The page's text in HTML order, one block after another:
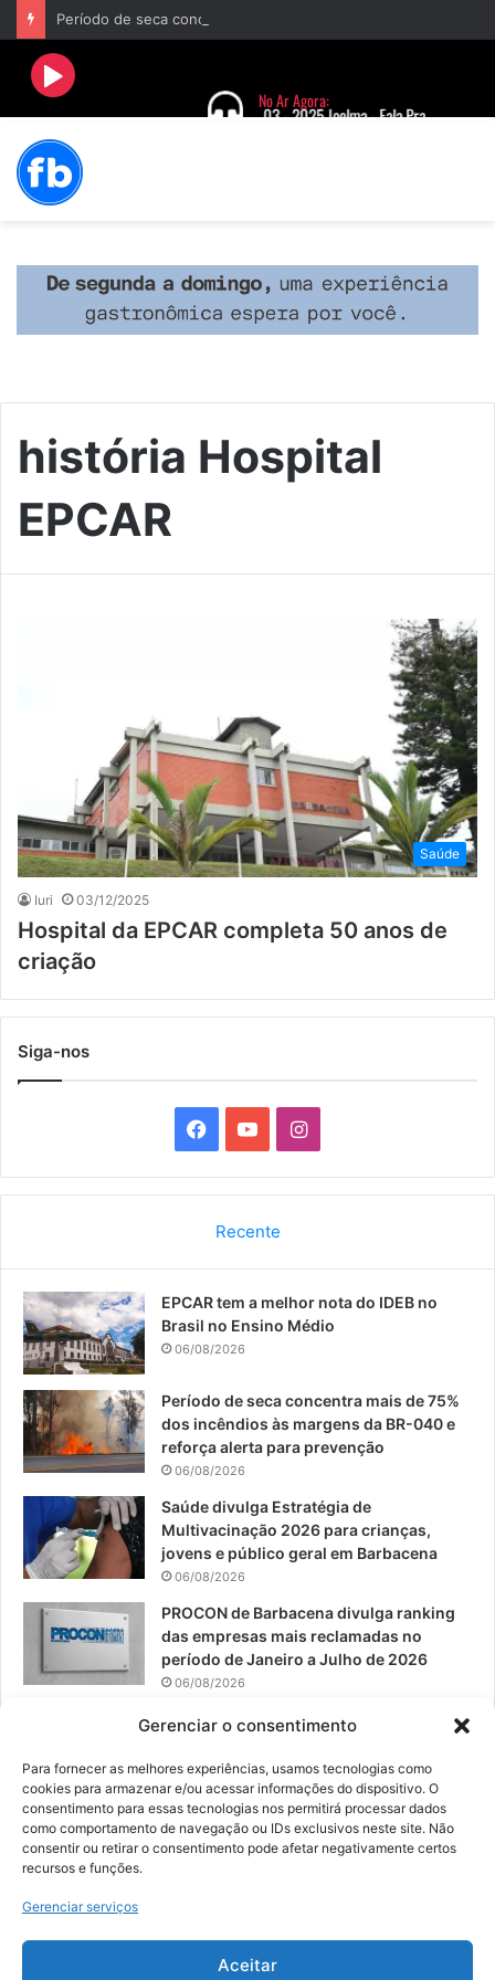
Gerenciar o consentimento
Para fornecer as melhores experiências, usamos tecnologias como
cookies para armazenar e/ou acessar informações do dispositivo. O
consentimento para essas tecnologias nos permitirá processar dados
como comportamento de navegação ou IDs exclusivos neste site. Não
consentir ou retirar o consentimento pode afetar negativamente certos
recursos e funções.
Gerenciar serviços
Aceitar
história Hospital
EPCAR
Saúde
Iuri 03/12/2025
Hospital da EPCAR completa 50 anos de
criação
Siga-nos
a
b
o
o
k
o
u
e
I
n
a
r
a
Recente
EPCAR tem a melhor nota do IDEB no
Brasil no Ensino Médio
06/08/2026
Período de seca concentra mais de 75%
dos incêndios às margens da BR-040 e
reforça alerta para prevenção
06/08/2026
Saúde divulga Estratégia de
Multivacinação 2026 para crianças,
jovens e público geral em Barbacena
06/08/2026
PROCON de Barbacena divulga ranking
das empresas mais reclamadas no
período de Janeiro a Julho de 2026
06/08/2026
Prefeitura convoca organizações de
Resíduos Sólidos
05/08/2026
© 2026, Todos os direitos reservados | Desenvolvido por:
Digital Business| Hospedado por:NP Publicidade